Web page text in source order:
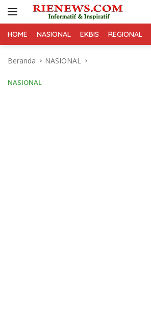
HOME NASIONAL EKBIS REGIONAL
Beranda NASIONAL
NASIONAL